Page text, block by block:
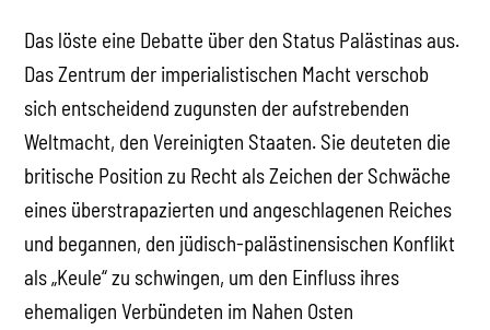
Das löste eine Debatte über den Status Palästinas aus.
Das Zentrum der imperialistischen Macht verschob
sich entscheidend zugunsten der aufstrebenden
Weltmacht, den Vereinigten Staaten. Sie deuteten die
britische Position zu Recht als Zeichen der Schwäche
eines überstrapazierten und angeschlagenen Reiches
und begannen, den jüdisch-palästinensischen Konflikt
als „Keule“ zu schwingen, um den Einfluss ihres
ehemaligen Verbündeten im Nahen Osten